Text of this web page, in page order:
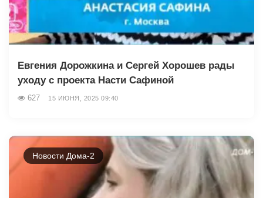
Евгения Дорожкина и Сергей Хорошев рады
уходу с проекта Насти Сафиной
627 15 ИЮНЯ, 2025 09:40
Новости Дома-2